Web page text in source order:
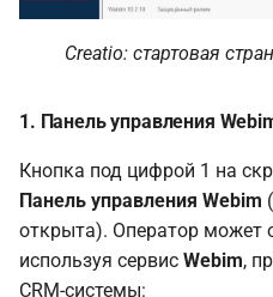
Creatio: стартовая
1. Панель управления
Кнопка под цифрой 1 на
Панель управления Webim
открыта). Оператор может
используя сервис Webim,
CRM-системы: